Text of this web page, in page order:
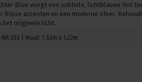
Blue voegt een subtiele, lichtblauwe tint
frisse accenten en een moderne sfeer.
het originele licht.
| Maat: 7,62m x 1,22m